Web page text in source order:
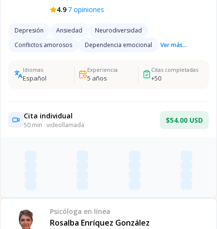
4.9·7 opiniones
Depresión Ansiedad
Neurodiversidad
Conflictos amorosos
Dependencia emocional Ver más...
Idiomas
Español
Experiencia
5 años
Citas completadas
+50
Cita individual
50 min · videollamada
$54.00 USD
Psicóloga en línea
Rosalba Enríquez González